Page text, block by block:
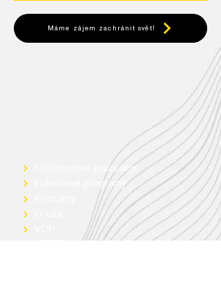
Máme zájem zachránit svět!
Outdoorové programy
Indoorové programy